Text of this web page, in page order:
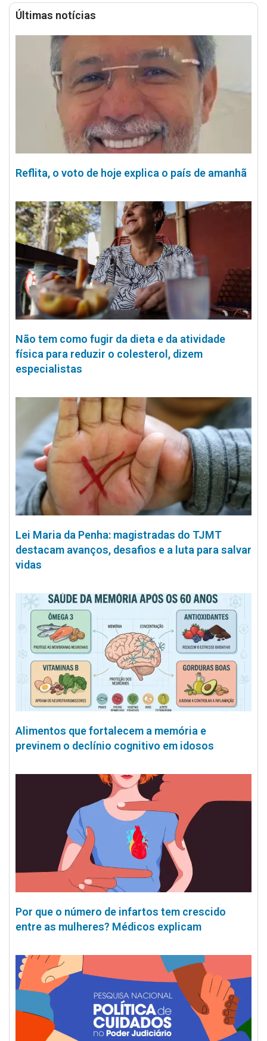
Últimas notícias
Reflita, o voto de hoje explica o país de amanhã
Não tem como fugir da dieta e da atividade
física para reduzir o colesterol, dizem
especialistas
Lei Maria da Penha: magistradas do TJMT
destacam avanços, desafios e a luta para salvar
vidas
Alimentos que fortalecem a memória e
previnem o declínio cognitivo em idosos
Por que o número de infartos tem crescido
entre as mulheres? Médicos explicam